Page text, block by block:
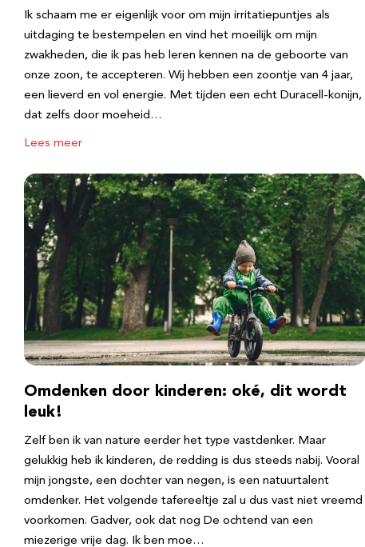
Ik schaam me er eigenlijk voor om mijn irritatiepuntjes als
uitdaging te bestempelen en vind het moeilijk om mijn
zwakheden, die ik pas heb leren kennen na de geboorte van
onze zoon, te accepteren. Wij hebben een zoontje van 4 jaar,
een lieverd en vol energie. Met tijden een echt Duracell-konijn,
dat zelfs door moeheid…
Lees meer
Omdenken door kinderen: oké, dit wordt
leuk!
Zelf ben ik van nature eerder het type vastdenker. Maar
gelukkig heb ik kinderen, de redding is dus steeds nabij. Vooral
mijn jongste, een dochter van negen, is een natuurtalent
omdenker. Het volgende tafereeltje zal u dus vast niet vreemd
voorkomen. Gadver, ook dat nog De ochtend van een
miezerige vrije dag. Ik ben moe…